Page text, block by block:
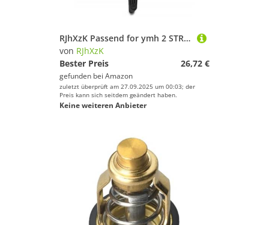
RJhXzK Passend for ymh 2 STR 9.9 15HP 4 STR T8 T9.9 F9.9-2 T9.9-2 F15 F15C F20 Bootswasserpumpenlaufrad 63V-44352 CEF 500363 9-45607 18-3040
von RJhXzK
Bester Preis
26,72 €
gefunden bei Amazon
zuletzt überprüft am 27.09.2025 um 00:03; der
Preis kann sich seitdem geändert haben.
Keine weiteren Anbieter